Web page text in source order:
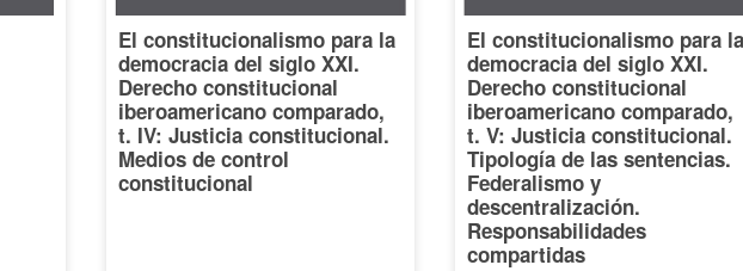
El constitucionalismo para la
democracia del siglo XXI.
Derecho constitucional
iberoamericano comparado,
t. IV: Justicia constitucional.
Medios de control
constitucional
El constitucionalismo para la
democracia del siglo XXI.
Derecho constitucional
iberoamericano comparado,
t. V: Justicia constitucional.
Tipología de las sentencias.
Federalismo y
descentralización.
Responsabilidades
compartidas